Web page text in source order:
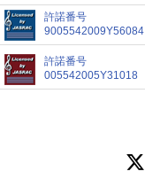
許諾番号
9005542009Y56084
許諾番号
005542005Y31018